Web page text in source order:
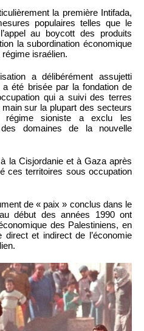
la première Intifada,
populaires telles que le
au boycott des produits
la subordination économique
israélien.
a délibérément assujetti
a été brisée par la fondation de
qui a suivi des terres
sur la plupart des secteurs
régime sioniste a exclu les
des domaines de la nouvelle
la Cisjordanie et à Gaza après
ces territoires sous occupation
de « paix » conclus dans le
début des années 1990 ont
des Palestiniens, en
et indirect de l’économie